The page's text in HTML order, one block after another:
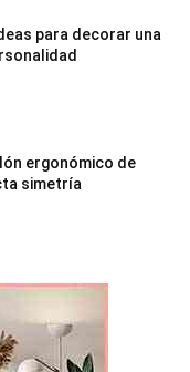
para decorar una
ergonómico de
simetría